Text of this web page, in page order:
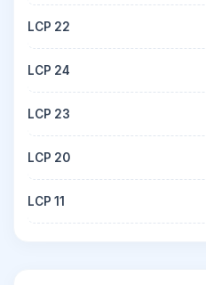
LCP 22
LCP 24
LCP 23
LCP 20
LCP 11